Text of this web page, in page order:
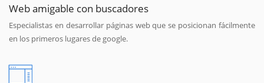
Web amigable con buscadores
Especialistas en desarrollar páginas web que se posicionan fácilmente
en los primeros lugares de google.